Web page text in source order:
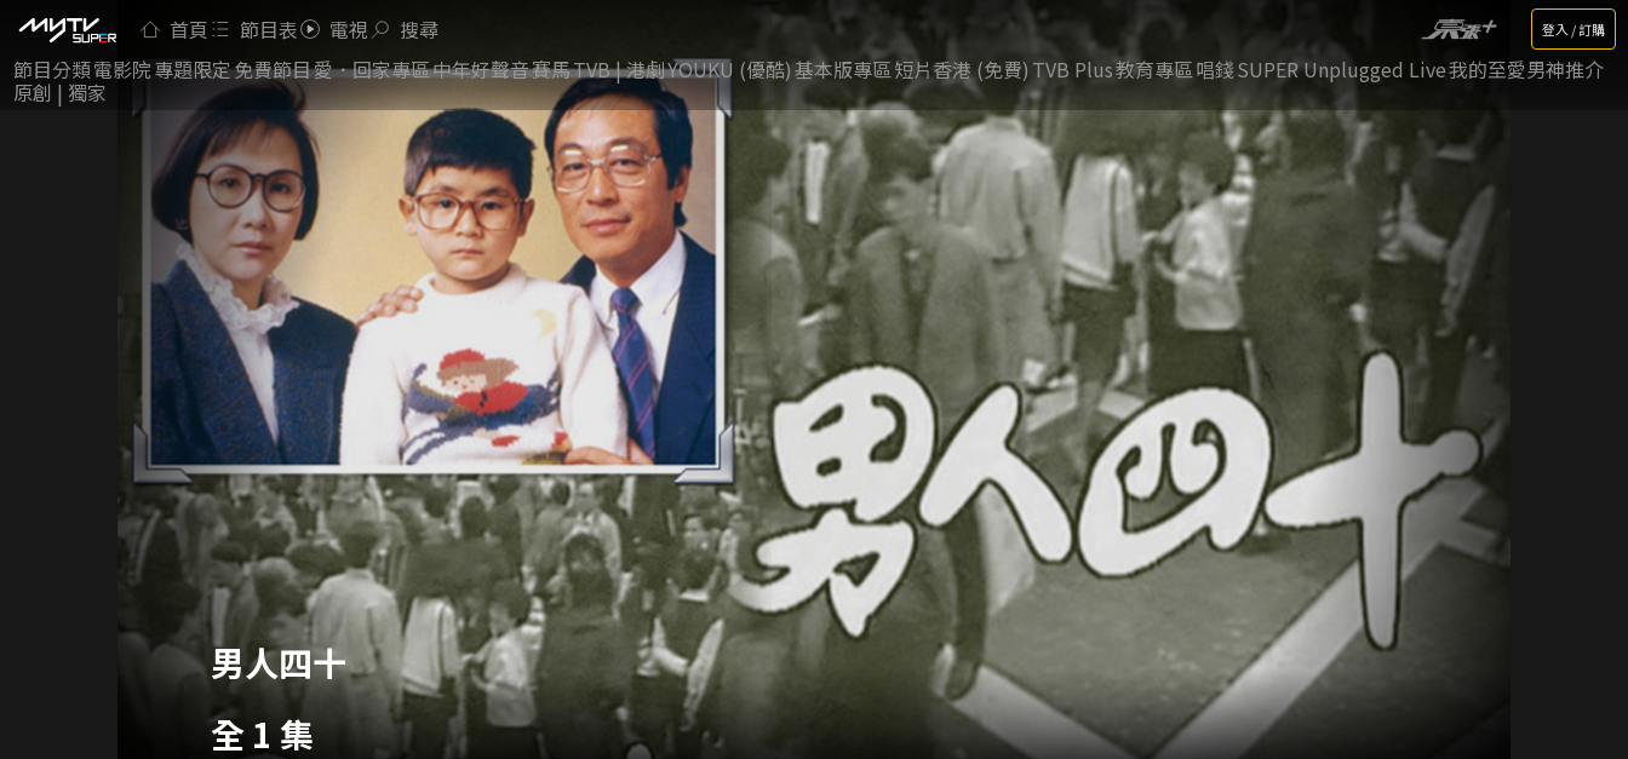
首頁 節目表 電視 搜尋 登入 / 訂購
節目分類電影院專題限定免費節目愛．回家專區中年好聲音賽馬TVB | 港劇YOUKU (優酷)基本版專區短片香港 (免費) TVB Plus教育專區唱錢SUPER Unplugged Live我的至愛男神推介
原創 | 獨家
男人四十
全 1 集